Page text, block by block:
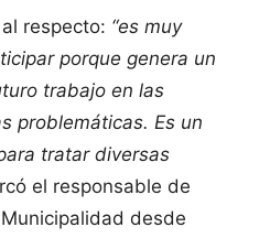
respecto: “es muy
porque genera un
trabajo en las
problemáticas. Es un
tratar diversas
el responsable de
desde